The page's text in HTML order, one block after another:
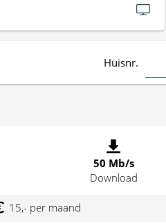
Huisnr.
50 Mb/s
Download
15,- per maand